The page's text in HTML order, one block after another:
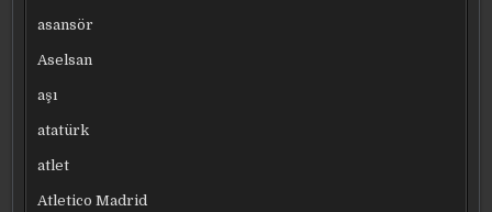
asansör
Aselsan
aşı
atatürk
atlet
Atletico Madrid